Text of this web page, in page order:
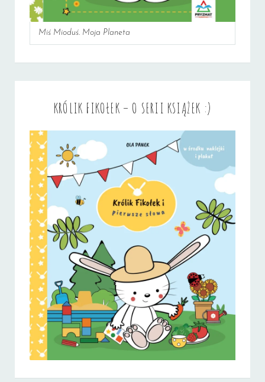
Miś Mioduś. Moja Planeta
KRÓLIK FIKOŁEK – O SERII KSIĄŻEK :)